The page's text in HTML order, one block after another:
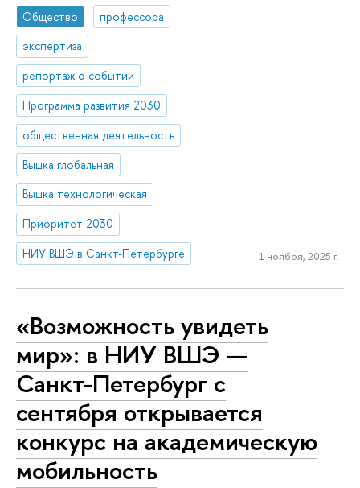
Общество
профессора
экспертиза
репортаж о событии
Программа развития 2030
общественная деятельность
Вышка глобальная
Вышка технологическая
Приоритет 2030
НИУ ВШЭ в Санкт-Петербурге
1 ноября, 2025 г.
«Возможность увидеть
мир»: в НИУ ВШЭ —
Санкт-Петербург с
сентября открывается
конкурс на академическую
мобильность